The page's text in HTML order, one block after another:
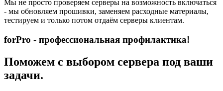
Мы не просто проверяем серверы на возможность включаться
- мы обновляем прошивки, заменяем расходные материалы,
тестируем и только потом отдаём серверы клиентам.
forPro - профессиональная профилактика!
Поможем с выбором сервера под ваши
задачи.